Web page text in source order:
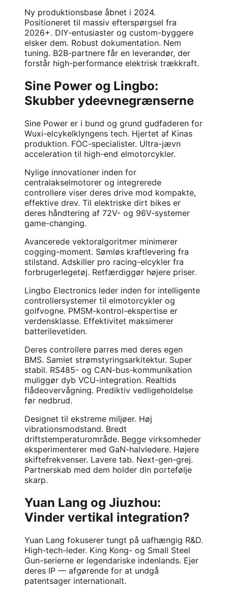
Ny produktionsbase åbnet i 2024.
Positioneret til massiv efterspørgsel fra
2026+. DIY-entusiaster og custom-byggere
elsker dem. Robust dokumentation. Nem
tuning. B2B-partnere får en leverandør, der
forstår high-performance elektrisk trækkraft.
Sine Power og Lingbo:
Skubber ydeevnegrænserne
Sine Power er i bund og grund gudfaderen for
Wuxi-elcykelklyngens tech. Hjertet af Kinas
produktion. FOC-specialister. Ultra-jævn
acceleration til high-end elmotorcykler.
Nylige innovationer inden for
centralakselmotorer og integrerede
controllere viser deres drive mod kompakte,
effektive drev. Til elektriske dirt bikes er
deres håndtering af 72V- og 96V-systemer
game-changing.
Avancerede vektoralgoritmer minimerer
cogging-moment. Sømløs kraftlevering fra
stilstand. Adskiller pro racing-elcykler fra
forbrugerlegetøj. Retfærdiggør højere priser.
Lingbo Electronics leder inden for intelligente
controllersystemer til elmotorcykler og
golfvogne. PMSM-kontrol-ekspertise er
verdensklasse. Effektivitet maksimerer
batterilevetiden.
Deres controllere parres med deres egen
BMS. Samlet strømstyringsarkitektur. Super
stabil. RS485- og CAN-bus-kommunikation
muliggør dyb VCU-integration. Realtids
flådeovervågning. Prediktiv vedligeholdelse
før nedbrud.
Designet til ekstreme miljøer. Høj
vibrationsmodstand. Bredt
driftstemperaturområde. Begge virksomheder
eksperimenterer med GaN-halvledere. Højere
skiftefrekvenser. Lavere tab. Next-gen-grej.
Partnerskab med dem holder din portefølje
skarp.
Yuan Lang og Jiuzhou:
Vinder vertikal integration?
Yuan Lang fokuserer tungt på uafhængig R&D.
High-tech-leder. King Kong- og Small Steel
Gun-serierne er legendariske indenlands. Ejer
deres IP — afgørende for at undgå
patentsager internationalt.